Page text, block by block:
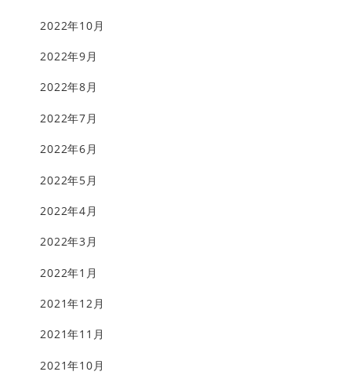
2022年10月
2022年9月
2022年8月
2022年7月
2022年6月
2022年5月
2022年4月
2022年3月
2022年1月
2021年12月
2021年11月
2021年10月